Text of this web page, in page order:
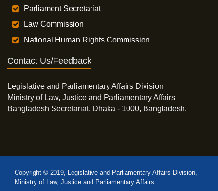
Parliament Secretariat
Law Commission
National Human Rights Commission
Contact Us/Feedback
Legislative and Parliamentary Affairs Division
Ministry of Law, Justice and Parliamentary Affairs
Bangladesh Secretariat, Dhaka - 1000, Bangladesh.
Copyright © 2019, Legislative and Parliamentary Affairs Division,
Ministry of Law, Justice and Parliamentary Affairs